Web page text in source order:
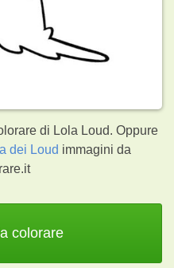
di Lola Loud. Oppure
dei Loud immagini da
colorare